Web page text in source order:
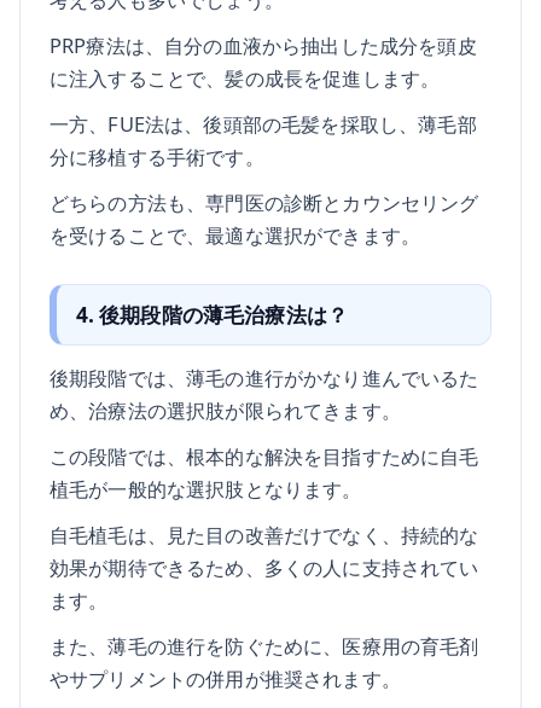
PRP療法は、自分の血液から抽出した成分を頭皮
に注入することで、髪の成長を促進します。
一方、FUE法は、後頭部の毛髪を採取し、薄毛部
分に移植する手術です。
どちらの方法も、専門医の診断とカウンセリング
を受けることで、最適な選択ができます。
4. 後期段階の薄毛治療法は？
後期段階では、薄毛の進行がかなり進んでいるた
め、治療法の選択肢が限られてきます。
この段階では、根本的な解決を目指すために自毛
植毛が一般的な選択肢となります。
自毛植毛は、見た目の改善だけでなく、持続的な
効果が期待できるため、多くの人に支持されてい
ます。
また、薄毛の進行を防ぐために、医療用の育毛剤
やサプリメントの併用が推奨されます。